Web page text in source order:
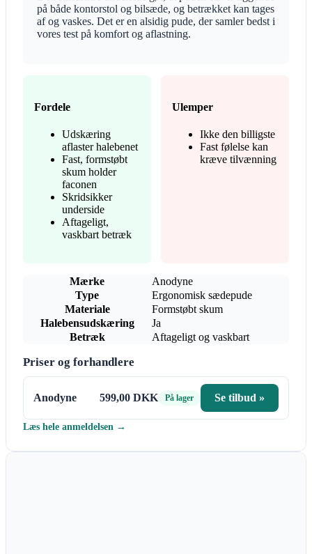
på både kontorstol og bilsæde, og betrækket kan tages
af og vaskes. Det er en alsidig pude, der samler bedst i
vores test på komfort og aflastning.
Fordele
Udskæring
aflaster halebenet
Fast, formstøbt
skum holder
faconen
Skridsikker
underside
Aftageligt,
vaskbart betræk
Ulemper
Ikke den billigste
Fast følelse kan
kræve tilvænning
Mærke
Anodyne
Type
Ergonomisk sædepude
Materiale
Formstøbt skum
Halebensudskæring
Ja
Betræk
Aftageligt og vaskbart
Priser og forhandlere
Anodyne 599,00 DKK På lager Se tilbud »
Læs hele anmeldelsen →